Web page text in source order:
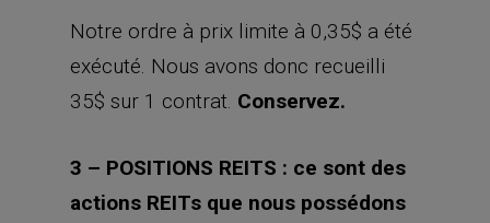
Notre ordre à prix limite à 0,35$ a été
exécuté. Nous avons donc recueilli
35$ sur 1 contrat. Conservez.
3 – POSITIONS REITS : ce sont des
actions REITs que nous possédons